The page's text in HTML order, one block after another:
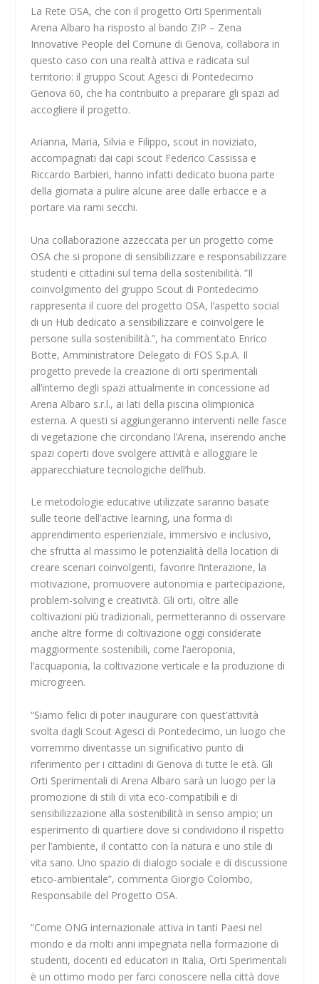
La Rete OSA, che con il progetto Orti Sperimentali
Arena Albaro ha risposto al bando ZIP – Zena
Innovative People del Comune di Genova, collabora in
questo caso con una realtà attiva e radicata sul
territorio: il gruppo Scout Agesci di Pontedecimo
Genova 60, che ha contribuito a preparare gli spazi ad
accogliere il progetto.
Arianna, Maria, Silvia e Filippo, scout in noviziato,
accompagnati dai capi scout Federico Cassissa e
Riccardo Barbieri, hanno infatti dedicato buona parte
della giornata a pulire alcune aree dalle erbacce e a
portare via rami secchi.
Una collaborazione azzeccata per un progetto come
OSA che si propone di sensibilizzare e responsabilizzare
studenti e cittadini sul tema della sostenibilità. “Il
coinvolgimento del gruppo Scout di Pontedecimo
rappresenta il cuore del progetto OSA, l’aspetto social
di un Hub dedicato a sensibilizzare e coinvolgere le
persone sulla sostenibilità.”, ha commentato Enrico
Botte, Amministratore Delegato di FOS S.p.A. Il
progetto prevede la creazione di orti sperimentali
all’interno degli spazi attualmente in concessione ad
Arena Albaro s.r.l., ai lati della piscina olimpionica
esterna. A questi si aggiungeranno interventi nelle fasce
di vegetazione che circondano l’Arena, inserendo anche
spazi coperti dove svolgere attività e alloggiare le
apparecchiature tecnologiche dell’hub.
Le metodologie educative utilizzate saranno basate
sulle teorie dell’active learning, una forma di
apprendimento esperienziale, immersivo e inclusivo,
che sfrutta al massimo le potenzialità della location di
creare scenari coinvolgenti, favorire l’interazione, la
motivazione, promuovere autonomia e partecipazione,
problem-solving e creatività. Gli orti, oltre alle
coltivazioni più tradizionali, permetteranno di osservare
anche altre forme di coltivazione oggi considerate
maggiormente sostenibili, come l’aeroponia,
l’acquaponia, la coltivazione verticale e la produzione di
microgreen.
“Siamo felici di poter inaugurare con quest’attività
svolta dagli Scout Agesci di Pontedecimo, un luogo che
vorremmo diventasse un significativo punto di
riferimento per i cittadini di Genova di tutte le età. Gli
Orti Sperimentali di Arena Albaro sarà un luogo per la
promozione di stili di vita eco-compatibili e di
sensibilizzazione alla sostenibilità in senso ampio; un
esperimento di quartiere dove si condividono il rispetto
per l’ambiente, il contatto con la natura e uno stile di
vita sano. Uno spazio di dialogo sociale e di discussione
etico-ambientale”, commenta Giorgio Colombo,
Responsabile del Progetto OSA.
“Come ONG internazionale attiva in tanti Paesi nel
mondo e da molti anni impegnata nella formazione di
studenti, docenti ed educatori in Italia, Orti Sperimentali
è un ottimo modo per farci conoscere nella città dove